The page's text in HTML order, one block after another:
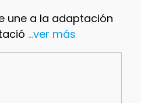
une a la adaptación
...ver más